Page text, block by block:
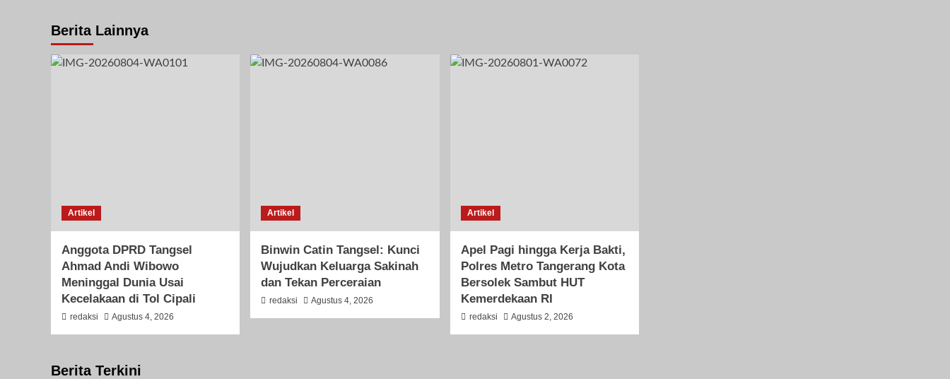
Berita Lainnya
Artikel
Anggota DPRD Tangsel
Ahmad Andi Wibowo
Meninggal Dunia Usai
Kecelakaan di Tol Cipali
redaksi Agustus 4, 2026
Artikel
Binwin Catin Tangsel: Kunci
Wujudkan Keluarga Sakinah
dan Tekan Perceraian
redaksi Agustus 4, 2026
Artikel
Apel Pagi hingga Kerja Bakti,
Polres Metro Tangerang Kota
Bersolek Sambut HUT
Kemerdekaan RI
redaksi Agustus 2, 2026
Berita Terkini